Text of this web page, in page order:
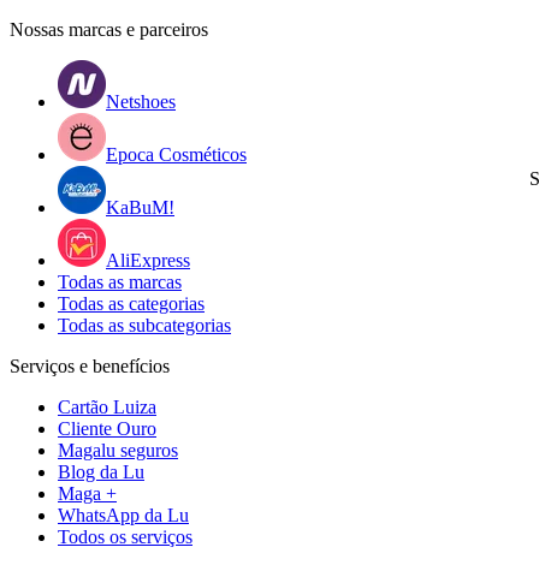
Nossas marcas e parceiros
Netshoes
Epoca Cosméticos
KaBuM!
AliExpress
Todas as marcas
Todas as categorias
Todas as subcategorias
Serviços e benefícios
Cartão Luiza
Cliente Ouro
Magalu seguros
Blog da Lu
Maga +
WhatsApp da Lu
Todos os serviços